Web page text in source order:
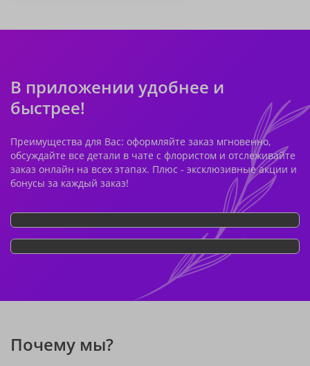
В приложении удобнее и
быстрее!
Преимущества для Вас: оформляйте заказ мгновенно,
обсуждайте все детали в чате с флористом и отслеживайте
заказ онлайн на всех этапах. Плюс - эксклюзивные акции и
бонусы за каждый заказ!
Почему мы?